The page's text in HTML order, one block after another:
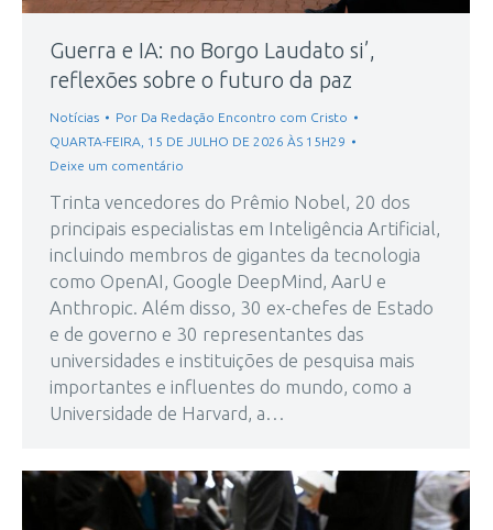
Guerra e IA: no Borgo Laudato si’,
reflexões sobre o futuro da paz
Notícias Por Da Redação Encontro com Cristo
QUARTA-FEIRA, 15 DE JULHO DE 2026 ÀS 15H29
Deixe um comentário
Trinta vencedores do Prêmio Nobel, 20 dos
principais especialistas em Inteligência Artificial,
incluindo membros de gigantes da tecnologia
como OpenAI, Google DeepMind, AarU e
Anthropic. Além disso, 30 ex-chefes de Estado
e de governo e 30 representantes das
universidades e instituições de pesquisa mais
importantes e influentes do mundo, como a
Universidade de Harvard, a…